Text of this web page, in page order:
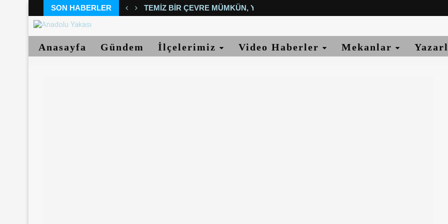
SON HABERLER TEMIZ BIR ÇEVRE MÜMKÜN, YETER...
Anasayfa Gündem İlçelerimiz Video Haberler Mekanlar